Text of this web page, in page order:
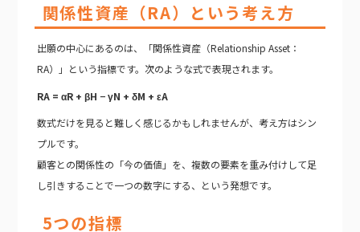
関係性資産（RA）という考え方
出願の中心にあるのは、「関係性資産（Relationship Asset：
RA）」という指標です。次のような式で表現されます。
RA = αR + βH − γN + δM + εA
数式だけを見ると難しく感じるかもしれませんが、考え方はシン
プルです。
顧客との関係性の「今の価値」を、複数の要素を重み付けして足
し引きすることで一つの数字にする、という発想です。
5つの指標